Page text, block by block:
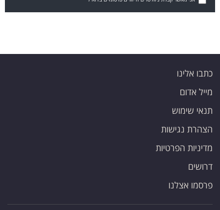
כתבו אלינו
מייל אדום
תנאי שימוש
הצהרת נגישות
מדיניות הפרטיות
דרושים
פרסמו אצלנו